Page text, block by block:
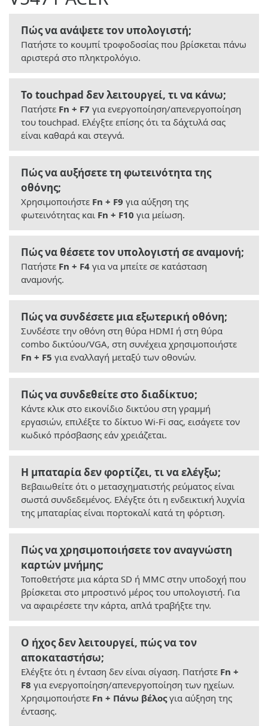
Πώς να ανάψετε τον υπολογιστή;
Πατήστε το κουμπί τροφοδοσίας που βρίσκεται πάνω
αριστερά στο πληκτρολόγιο.
Το touchpad δεν λειτουργεί, τι να κάνω;
Πατήστε Fn + F7 για ενεργοποίηση/απενεργοποίηση
του touchpad. Ελέγξτε επίσης ότι τα δάχτυλά σας
είναι καθαρά και στεγνά.
Πώς να αυξήσετε τη φωτεινότητα της
οθόνης;
Χρησιμοποιήστε Fn + F9 για αύξηση της
φωτεινότητας και Fn + F10 για μείωση.
Πώς να θέσετε τον υπολογιστή σε αναμονή;
Πατήστε Fn + F4 για να μπείτε σε κατάσταση
αναμονής.
Πώς να συνδέσετε μια εξωτερική οθόνη;
Συνδέστε την οθόνη στη θύρα HDMI ή στη θύρα
combo δικτύου/VGA, στη συνέχεια χρησιμοποιήστε
Fn + F5 για εναλλαγή μεταξύ των οθονών.
Πώς να συνδεθείτε στο διαδίκτυο;
Κάντε κλικ στο εικονίδιο δικτύου στη γραμμή
εργασιών, επιλέξτε το δίκτυο Wi-Fi σας, εισάγετε τον
κωδικό πρόσβασης εάν χρειάζεται.
Η μπαταρία δεν φορτίζει, τι να ελέγξω;
Βεβαιωθείτε ότι ο μετασχηματιστής ρεύματος είναι
σωστά συνδεδεμένος. Ελέγξτε ότι η ενδεικτική λυχνία
της μπαταρίας είναι πορτοκαλί κατά τη φόρτιση.
Πώς να χρησιμοποιήσετε τον αναγνώστη
καρτών μνήμης;
Τοποθετήστε μια κάρτα SD ή MMC στην υποδοχή που
βρίσκεται στο μπροστινό μέρος του υπολογιστή. Για
να αφαιρέσετε την κάρτα, απλά τραβήξτε την.
Ο ήχος δεν λειτουργεί, πώς να τον
αποκαταστήσω;
Ελέγξτε ότι η ένταση δεν είναι σίγαση. Πατήστε Fn +
F8 για ενεργοποίηση/απενεργοποίηση των ηχείων.
Χρησιμοποιήστε Fn + Πάνω βέλοςγια αύξηση της
έντασης.